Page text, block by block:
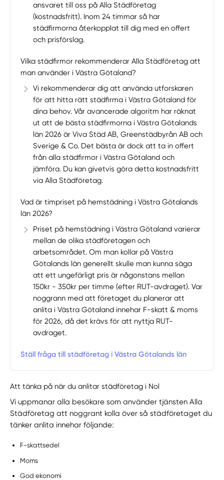
ansvaret till oss på Alla Städföretag
(kostnadsfritt). Inom 24 timmar så har
städfirmorna återkopplat till dig med en offert
och prisförslag.
Vilka städfirmor rekommenderar Alla Städföretag att
man använder i Västra Götaland?
Vi rekommenderar dig att använda utforskaren
för att hitta rätt städfirma i Västra Götaland för
dina behov. Vår avancerade algoritm har räknat
ut att de bästa städfirmorna i Västra Götalands
län 2026 är Viva Städ AB, Greenstädbyrån AB och
Sverige & Co. Det bästa är dock att ta in offert
från alla städfirmor i Västra Götaland och
jämföra. Du kan givetvis göra detta kostnadsfritt
via Alla Städföretag.
Vad är timpriset på hemstädning i Västra Götalands
län 2026?
Priset på hemstädning i Västra Götaland varierar
mellan de olika städföretagen och
arbetsområdet. Om man kollar på Västra
Götalands län generellt skulle man kunna säga
att ett ungefärligt pris är någonstans mellan
150kr - 350kr per timme (efter RUT-avdraget). Var
noggrann med att företaget du planerar att
anlita i Västra Götaland innehar F-skatt & moms
för 2026, då det krävs för att nyttja RUT-
avdraget.
Ställ fråga till städföretag i Västra Götalands län
Att tänka på när du anlitar städföretag i Nol
Vi uppmanar alla besökare som använder tjänsten Alla
Städföretag att noggrant kolla över så städföretaget du
tänker anlita innehar följande:
F-skattsedel
Moms
God ekonomi